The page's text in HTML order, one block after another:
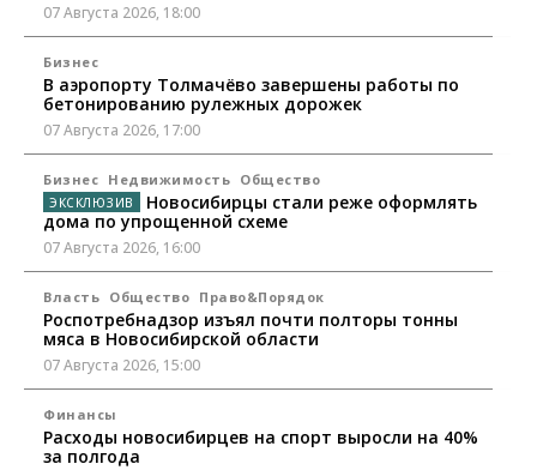
07 Августа 2026, 18:00
Бизнес
В аэропорту Толмачёво завершены работы по
бетонированию рулежных дорожек
07 Августа 2026, 17:00
Бизнес Недвижимость Общество
Новосибирцы стали реже оформлять
дома по упрощенной схеме
07 Августа 2026, 16:00
Власть Общество Право&Порядок
Роспотребнадзор изъял почти полторы тонны
мяса в Новосибирской области
07 Августа 2026, 15:00
Финансы
Расходы новосибирцев на спорт выросли на 40%
за полгода